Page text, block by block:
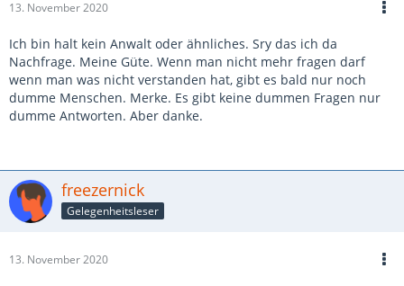
13. November 2020
Ich bin halt kein Anwalt oder ähnliches. Sry das ich da
Nachfrage. Meine Güte. Wenn man nicht mehr fragen darf
wenn man was nicht verstanden hat, gibt es bald nur noch
dumme Menschen. Merke. Es gibt keine dummen Fragen nur
dumme Antworten. Aber danke.
freezernick
Gelegenheitsleser
13. November 2020